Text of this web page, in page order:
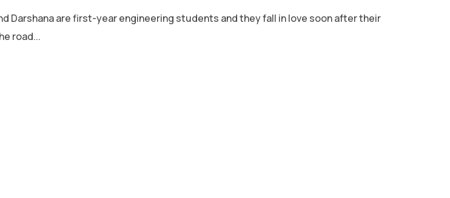
and Darshana are first-year engineering students and they fall in love soon after their
road...